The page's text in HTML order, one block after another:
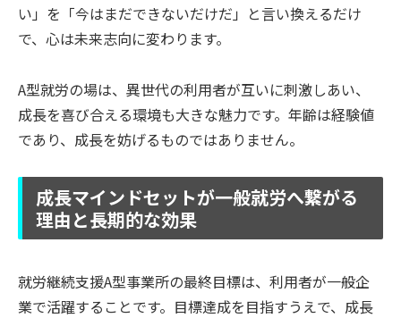
い」を「今はまだできないだけだ」と言い換えるだけ
で、心は未来志向に変わります。
A型就労の場は、異世代の利用者が互いに刺激しあい、
成長を喜び合える環境も大きな魅力です。年齢は経験値
であり、成長を妨げるものではありません。
成長マインドセットが一般就労へ繋がる
理由と長期的な効果
就労継続支援A型事業所の最終目標は、利用者が一般企
業で活躍することです。目標達成を目指すうえで、成長